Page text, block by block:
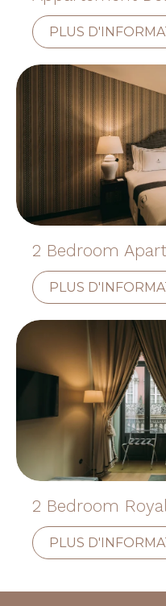
PLUS
2 Bedroom
PLUS
2 Bedroom
PLUS